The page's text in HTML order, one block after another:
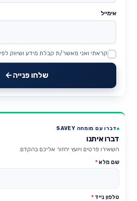
אימייל
Website
קראתי ואני מאשר/ת קבלת מידע ושיווק לפי
שלחו פנייה
דברו עם מומחה SAVEY
דברו איתנו
השאירו פרטים ויועץ יחזור אליכם בהקדם.
שם מלא*
טלפון נייד *